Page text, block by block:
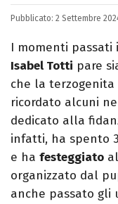
Nella mia
sul
Zafon.
Pubblicato: 2 Settembre
I momenti passati
Isabel Totti pare
che la terzogenita
ricordato alcuni
dedicato alla
infatti, ha spento
e ha festeggiato
organizzato dal
anche passato gli